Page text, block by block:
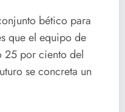
bético para
que el equipo de
25 por ciento del
se concreta un